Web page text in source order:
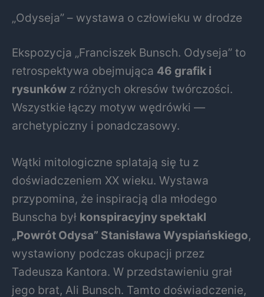
„Odyseja” – wystawa o człowieku w drodze
Ekspozycja „Franciszek Bunsch. Odyseja” to
retrospektywa obejmująca 46 grafik i
rysunków z różnych okresów twórczości.
Wszystkie łączy motyw wędrówki —
archetypiczny i ponadczasowy.
Wątki mitologiczne splatają się tu z
doświadczeniem XX wieku. Wystawa
przypomina, że inspiracją dla młodego
Bunscha był konspiracyjny spektakl
„Powrót Odysa” Stanisława Wyspiańskiego,
wystawiony podczas okupacji przez
Tadeusza Kantora. W przedstawieniu grał
jego brat, Ali Bunsch. Tamto doświadczenie,